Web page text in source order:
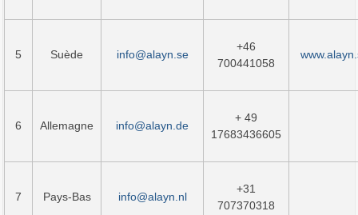
5 Suède info@alayn.se
+46
700441058
6 Allemagne info@alayn.de
+ 49
17683436605
7 Pays-Bas info@alayn.nl
+31
707370318